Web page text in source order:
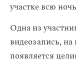
участке всю
Одна из
видеозапись,
появляется